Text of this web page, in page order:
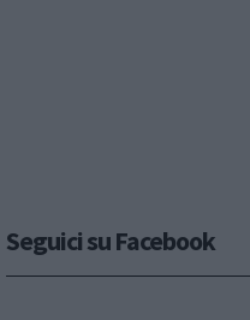
Seguici su Facebook